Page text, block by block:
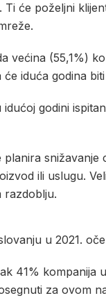
će poželjni
većina (55,1%)
će iduća godina
idućoj godini
planira
ili uslugu.
razdoblju.
u 2021.
41% kompanija
za ovom